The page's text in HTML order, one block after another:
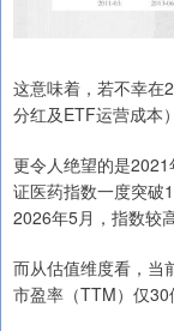
这意味着，若不幸在
分红及ETF运营成本
更令人绝望的是
证医药指数一度突破
2026年5月，指数较
而从估值维度看，当
市盈率（TTM）仅30